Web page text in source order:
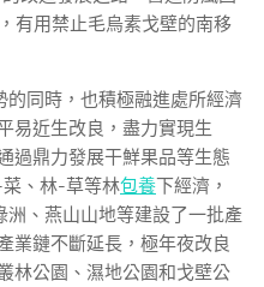
有用禁止毛烏素戈壁的南移
的同時，也積極融進處所經濟
易近生改良，盡力實現生
過鼎力發展干鮮果品等生態
、林-草等林包養下經濟，
洲、燕山山地等建設了一批產
業鏈不斷延長，極年夜改良
林公園、濕地公園和戈壁公